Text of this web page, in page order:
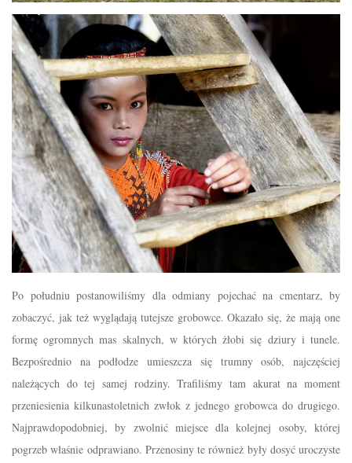
Po południu postanowiliśmy dla odmiany pojechać na cmentarz, by
zobaczyć, jak też wyglądają tutejsze grobowce. Okazało się, że mają one
formę ogromnych mas skalnych, w których żłobi się dziury i tunele.
Bezpośrednio na podłodze umieszcza się trumny osób, najczęściej
należących do tej samej rodziny. Trafiliśmy tam akurat na moment
przeniesienia kilkunastoletnich zwłok z jednego grobowca do drugiego.
Najprawdopodobniej, by zwolnić miejsce dla kolejnej osoby, której
pogrzeb właśnie odprawiano. Przenosiny te również były dosyć uroczyste